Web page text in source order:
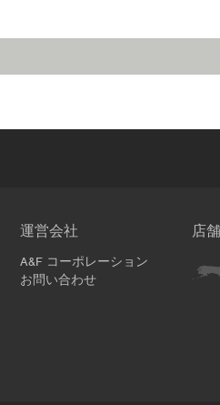
運営会社
A&F コーポレーション
お問い合わせ
店